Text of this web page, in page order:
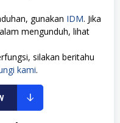
gunakan IDM. Jika
mengunduh, lihat
silakan beritahu
kami.